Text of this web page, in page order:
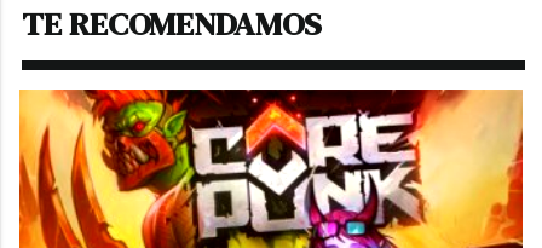
TE RECOMENDAMOS